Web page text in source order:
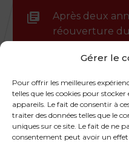
Gérer le
Pour offrir les meilleures
telles que les cookies pour
appareils. Le fait de consentir à
traiter des données telles que le
uniques sur ce site. Le fait de ne
consentement peut avoir un
Après deux
réouverture